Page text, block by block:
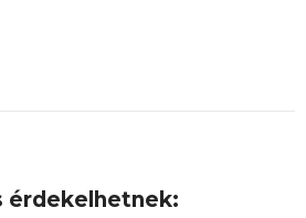
érdekelhetnek: